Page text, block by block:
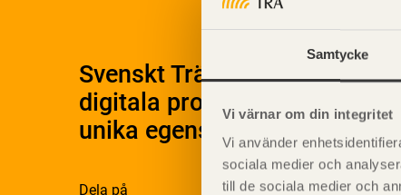
Samtycke
Vi värnar om din integritet
Vi använder
sociala medier och
till de sociala medier och
Svenskt Träs Produktkatalog
digitala produktkatalog för
unika egenskaper.
Dela på